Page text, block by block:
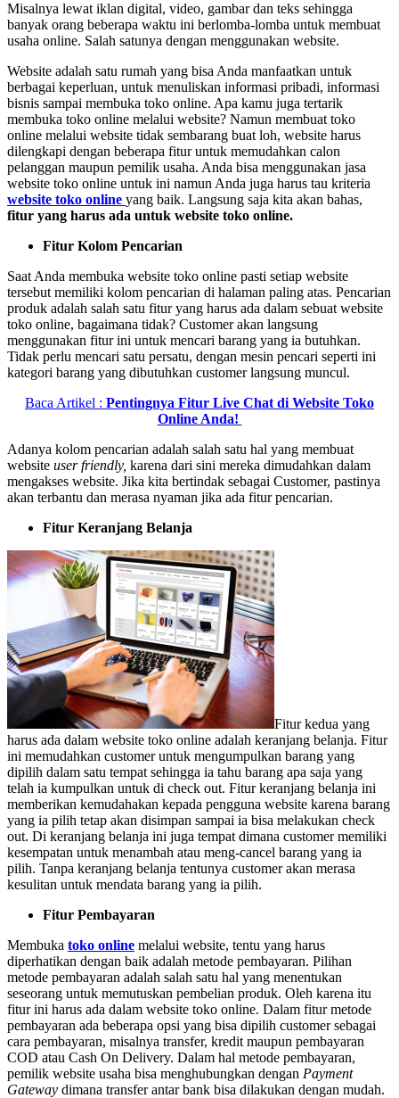
Misalnya lewat iklan digital, video, gambar dan teks sehingga
banyak orang beberapa waktu ini berlomba-lomba untuk membuat
usaha online. Salah satunya dengan menggunakan website.
Website adalah satu rumah yang bisa Anda manfaatkan untuk
berbagai keperluan, untuk menuliskan informasi pribadi, informasi
bisnis sampai membuka toko online. Apa kamu juga tertarik
membuka toko online melalui website? Namun membuat toko
online melalui website tidak sembarang buat loh, website harus
dilengkapi dengan beberapa fitur untuk memudahkan calon
pelanggan maupun pemilik usaha. Anda bisa menggunakan jasa
website toko online untuk ini namun Anda juga harus tau kriteria
website toko online yang baik. Langsung saja kita akan bahas,
fitur yang harus ada untuk website toko online.
Fitur Kolom Pencarian
Saat Anda membuka website toko online pasti setiap website
tersebut memiliki kolom pencarian di halaman paling atas. Pencarian
produk adalah salah satu fitur yang harus ada dalam sebuat website
toko online, bagaimana tidak? Customer akan langsung
menggunakan fitur ini untuk mencari barang yang ia butuhkan.
Tidak perlu mencari satu persatu, dengan mesin pencari seperti ini
kategori barang yang dibutuhkan customer langsung muncul.
Baca Artikel : Pentingnya Fitur Live Chat di Website Toko
Online Anda!
Adanya kolom pencarian adalah salah satu hal yang membuat
website user friendly, karena dari sini mereka dimudahkan dalam
mengakses website. Jika kita bertindak sebagai Customer, pastinya
akan terbantu dan merasa nyaman jika ada fitur pencarian.
Fitur Keranjang Belanja
Fitur kedua yang
harus ada dalam website toko online adalah keranjang belanja. Fitur
ini memudahkan customer untuk mengumpulkan barang yang
dipilih dalam satu tempat sehingga ia tahu barang apa saja yang
telah ia kumpulkan untuk di check out. Fitur keranjang belanja ini
memberikan kemudahakan kepada pengguna website karena barang
yang ia pilih tetap akan disimpan sampai ia bisa melakukan check
out. Di keranjang belanja ini juga tempat dimana customer memiliki
kesempatan untuk menambah atau meng-cancel barang yang ia
pilih. Tanpa keranjang belanja tentunya customer akan merasa
kesulitan untuk mendata barang yang ia pilih.
Fitur Pembayaran
Membuka toko online melalui website, tentu yang harus
diperhatikan dengan baik adalah metode pembayaran. Pilihan
metode pembayaran adalah salah satu hal yang menentukan
seseorang untuk memutuskan pembelian produk. Oleh karena itu
fitur ini harus ada dalam website toko online. Dalam fitur metode
pembayaran ada beberapa opsi yang bisa dipilih customer sebagai
cara pembayaran, misalnya transfer, kredit maupun pembayaran
COD atau Cash On Delivery. Dalam hal metode pembayaran,
pemilik website usaha bisa menghubungkan dengan Payment
Gateway dimana transfer antar bank bisa dilakukan dengan mudah.